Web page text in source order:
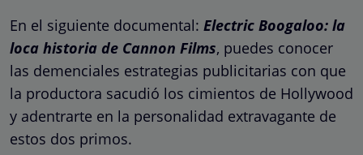
En el siguiente documental: Electric Boogaloo: la
loca historia de Cannon Films, puedes conocer
las demenciales estrategias publicitarias con que
la productora sacudió los cimientos de Hollywood
y adentrarte en la personalidad extravagante de
estos dos primos.